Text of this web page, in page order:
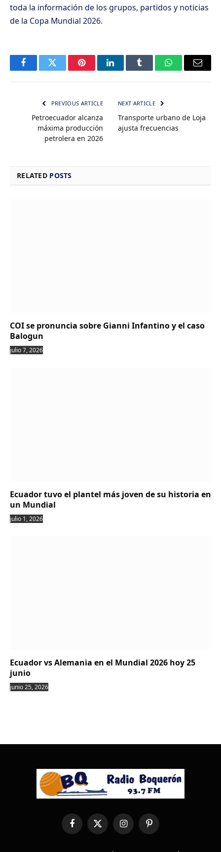
toda la información de los grupos, partidos y noticias
de la Copa Mundial 2026.
FacebookTwitter PinterestLinkedInTumblr WhatsAppEmail
PREVIOUS ARTICLE
Petroecuador alcanza
máxima producción
petrolera en 2026
NEXT ARTICLE
Transporte urbano de Loja
ajusta frecuencias
RELATED POSTS
COI se pronuncia sobre Gianni Infantino y el caso
Balogun
julio 7, 2026
Ecuador tuvo el plantel más joven de su historia en
un Mundial
julio 1, 2026
Ecuador vs Alemania en el Mundial 2026 hoy 25
junio
junio 25, 2026
FacebookX
(Twitter)
InstagramPinterest